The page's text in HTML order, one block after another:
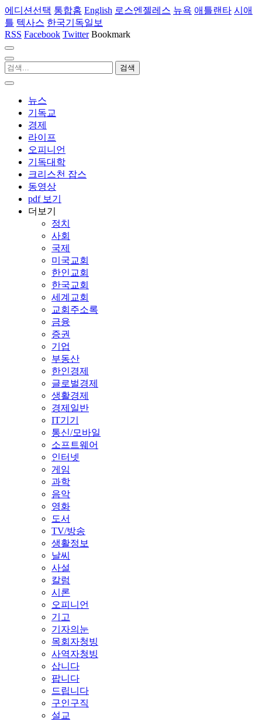
에디션선택 통합홈 English 로스엔젤레스 뉴욕 애틀랜타 시애
틀 텍사스 한국기독일보
RSS Facebook Twitter Bookmark
뉴스
기독교
경제
라이프
오피니언
기독대학
크리스천 잡스
동영상
pdf 보기
더보기
정치
사회
국제
미국교회
한인교회
한국교회
세계교회
교회주소록
금융
증권
기업
부동산
한인경제
글로벌경제
생활경제
경제일반
IT기기
통신/모바일
소프트웨어
인터넷
게임
과학
음악
영화
도서
TV/방송
생활정보
날씨
사설
칼럼
시론
오피니언
기고
기자의눈
목회자청빙
사역자청빙
삽니다
팝니다
드립니다
구인구직
설교